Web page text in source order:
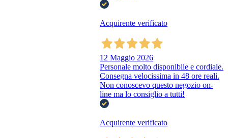
Acquirente verificato
12 Maggio 2026
Personale molto disponibile e cordiale.
Consegna velocissima in 48 ore reali.
Non conoscevo questo negozio on-
line ma lo consiglio a tutti!
Acquirente verificato